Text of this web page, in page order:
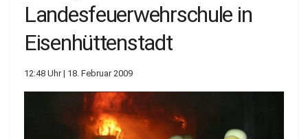
Landesfeuerwehrschule in
Eisenhüttenstadt
12:48 Uhr | 18. Februar 2009